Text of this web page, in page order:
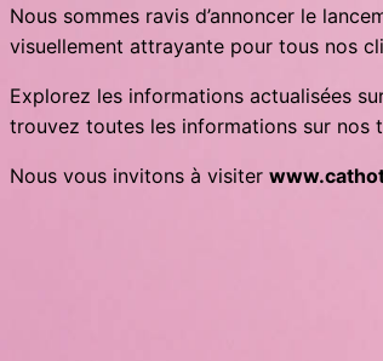
Nous sommes ravis d’annoncer le
visuellement attrayante pour tous nos
Explorez les informations actualisées
trouvez toutes les informations sur nos
Nous vous invitons à visiter